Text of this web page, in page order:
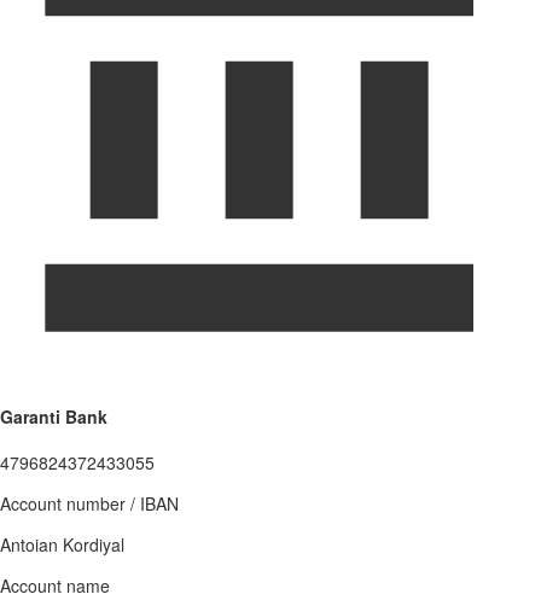
Garanti Bank
4796824372433055
Account number / IBAN
Antoian Kordiyal
Account name